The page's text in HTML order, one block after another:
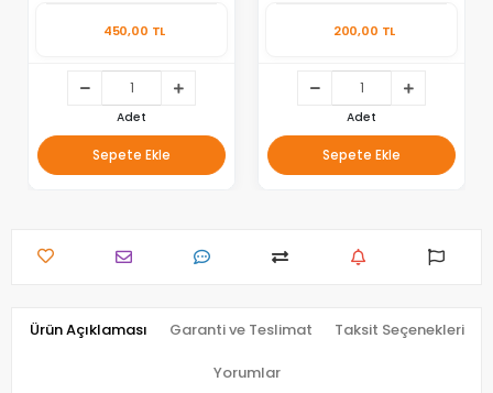
450,00 TL
Adet
Sepete Ekle
200,00 TL
Adet
Sepete Ekle
Ürün Açıklaması Garanti ve Teslimat Taksit Seçenekleri
Yorumlar